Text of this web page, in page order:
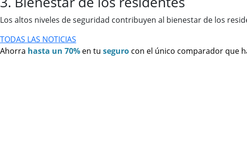
Los altos niveles de seguridad contribuyen al bienestar de los
TODAS LAS NOTICIAS
Ahorra hasta un 70% en tu seguro con el único comparador que